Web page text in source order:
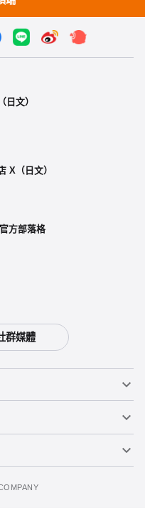
文）
X（日文）
方部落格
群媒體